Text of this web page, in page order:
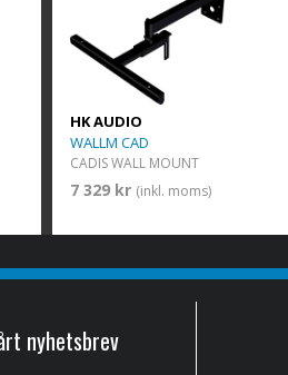
HK AUDIO
WALLM CAD
CADIS WALL MOUNT
7 329 kr (inkl. moms)
nyhetsbrev